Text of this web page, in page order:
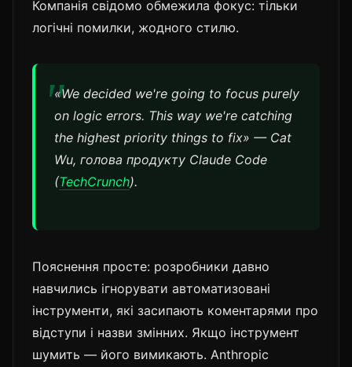
Компанія свідомо обмежила фокус: тільки
логічні помилки, жодного стилю.
«We decided we're going to focus purely
on logic errors. This way we're catching
the highest priority things to fix» — Cat
Wu, голова продукту Claude Code
(TechCrunch).
Пояснення просте: розробники давно
навчились ігнорувати автоматизовані
інструменти, які засипають коментарями про
відступи і назви змінних. Якщо інструмент
шумить — його вимикають. Anthropic